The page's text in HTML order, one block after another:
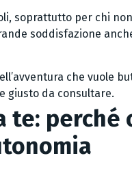
soprattutto per chi
soddisfazione
che vuole
giusto da consultare.
te: perché